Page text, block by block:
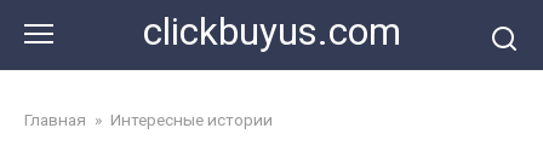
контенту
clickbuyus.com
Главная » Интересные истории